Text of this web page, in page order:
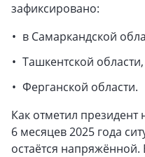
зафиксировано:
в Самаркандской
Ташкентской области,
Ферганской области.
Как отметил
6 месяцев 2025 года
остаётся